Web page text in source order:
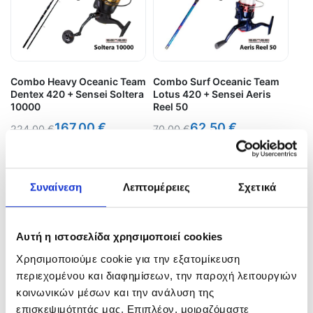
Συναίνεση Λεπτομέρειες Σχετικά
Αυτή η ιστοσελίδα χρησιμοποιεί cookies
Χρησιμοποιούμε cookie για την εξατομίκευση
περιεχομένου και διαφημίσεων, την παροχή λειτουργιών
κοινωνικών μέσων και την ανάλυση της
επισκεψιμότητάς μας. Επιπλέον, μοιραζόμαστε
Combo Heavy Oceanic Team
Dentex 420 + Sensei Soltera
10000
224,00€167,00 €
Προσθήκη στο καλάθι
Combo Surf Oceanic Team
Lotus 420 + Sensei Aeris
Reel 50
70,00€62,50 €
Προσθήκη στο καλάθι